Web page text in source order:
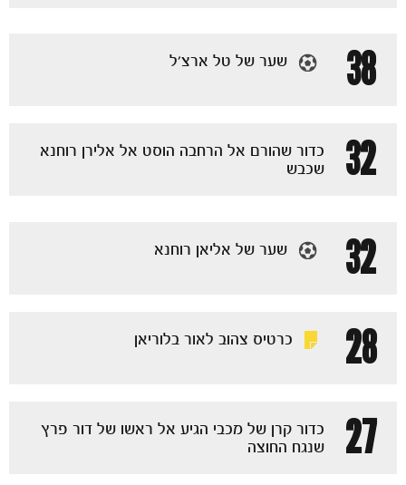
38 שער של טל ארצ'ל
32
כדור שהורם אל הרחבה הוסט אל אלירן רוחנא
שכבש
32 שער של אליאן רוחנא
28 כרטיס צהוב לאור בלוריאן
27
כדור קרן של מכבי הגיע אל ראשו של דור פרץ
שנגח החוצה